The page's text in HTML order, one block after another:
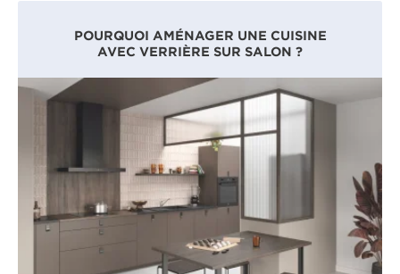
POURQUOI AMÉNAGER UNE CUISINE
AVEC VERRIÈRE SUR SALON ?